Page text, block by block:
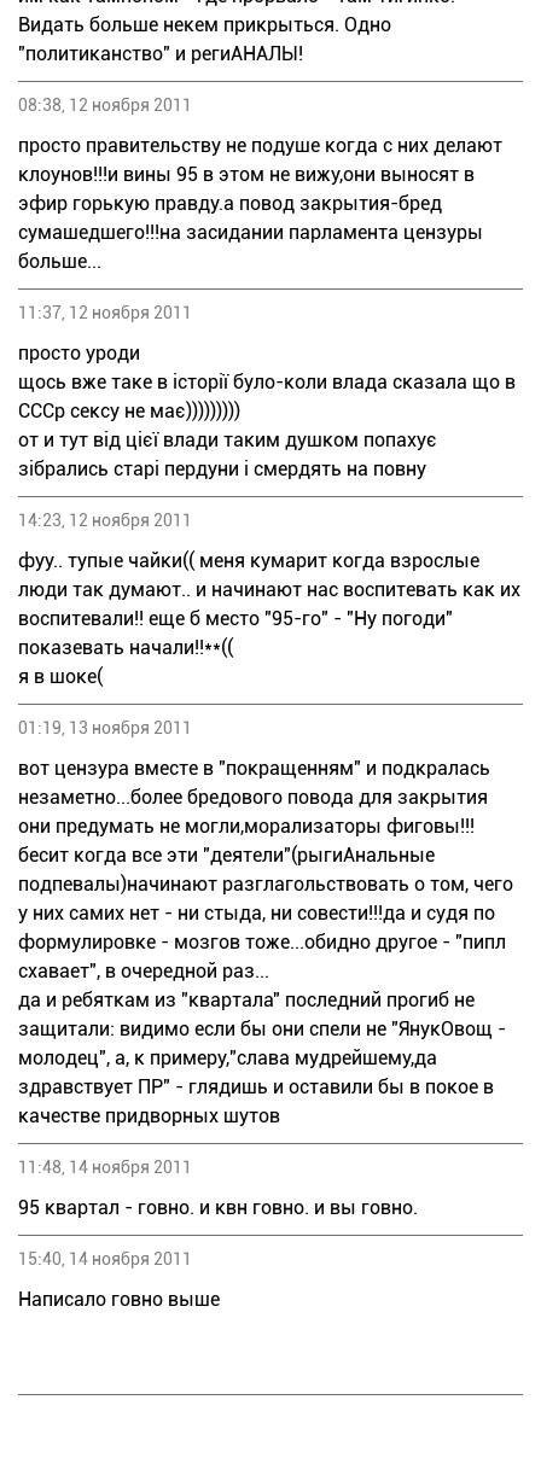
Видать больше некем прикрыться. Одно
"политиканство" и региАНАЛЫ!
08:38, 12 ноября 2011
просто правительству не подуше когда с них делают
клоунов!!!и вины 95 в этом не вижу,они выносят в
эфир горькую правду.а повод закрытия-бред
сумашедшего!!!на засидании парламента цензуры
больше...
11:37, 12 ноября 2011
просто уроди
щось вже таке в історії було-коли влада сказала що в
СССр сексу не має)))))))))
от и тут від цієї влади таким душком попахує
зібрались старі пердуни і смердять на повну
14:23, 12 ноября 2011
фуу.. тупые чайки(( меня кумарит когда взрослые
люди так думают.. и начинают нас воспитевать как их
воспитевали!! еще б место "95-го" - "Ну погоди"
показевать начали!!**((
я в шоке(
01:19, 13 ноября 2011
вот цензура вместе в "покращенням" и подкралась
незаметно...более бредового повода для закрытия
они предумать не могли,морализаторы фиговы!!!
бесит когда все эти "деятели"(рыгиАнальные
подпевалы)начинают разглагольствовать о том, чего
у них самих нет - ни стыда, ни совести!!!да и судя по
формулировке - мозгов тоже...обидно другое - "пипл
схавает", в очередной раз...
да и ребяткам из "квартала" последний прогиб не
защитали: видимо если бы они спели не "ЯнукОвощ -
молодец", а, к примеру,"слава мудрейшему,да
здравствует ПР" - глядишь и оставили бы в покое в
качестве придворных шутов
11:48, 14 ноября 2011
95 квартал - говно. и квн говно. и вы говно.
15:40, 14 ноября 2011
Написало говно выше